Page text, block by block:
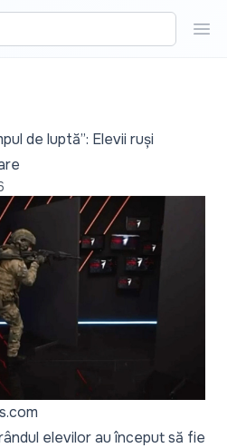
de luptă”: Elevii ruși
elevilor au început să fie